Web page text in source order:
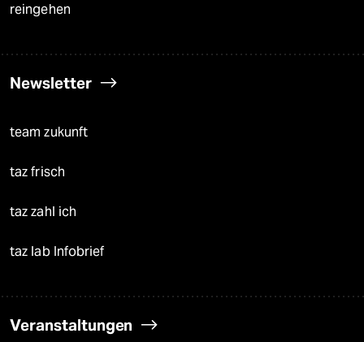
reingehen
Newsletter
team zukunft
taz frisch
taz zahl ich
taz lab Infobrief
Veranstaltungen